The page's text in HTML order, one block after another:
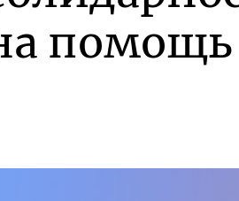
помощь